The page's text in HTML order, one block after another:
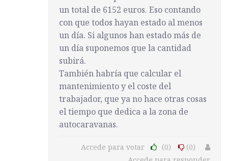
un total de 6152 euros. Eso contando
con que todos hayan estado al menos
un día. Si algunos han estado más de
un día suponemos que la cantidad
subirá.
También habría que calcular el
mantenimiento y el coste del
trabajador, que ya no hace otras cosas
el tiempo que dedica a la zona de
autocaravanas.
Accede para votar (0)
(0)